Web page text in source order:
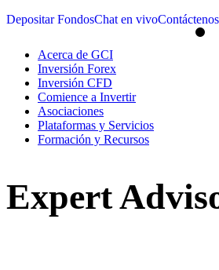
Depositar FondosChat en vivoContáctenos
Acerca de GCI
Inversión Forex
Inversión CFD
Comience a Invertir
Asociaciones
Plataformas y Servicios
Formación y Recursos
Expert